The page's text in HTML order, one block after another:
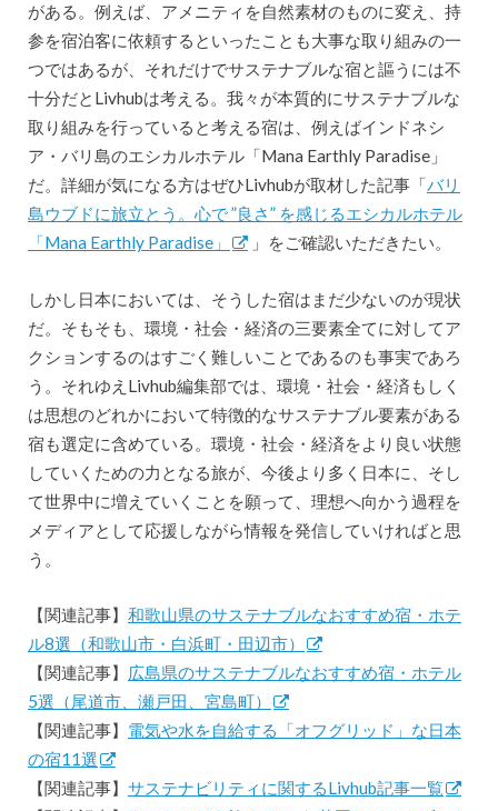
がある。例えば、アメニティを自然素材のものに変え、持
参を宿泊客に依頼するといったことも大事な取り組みの一
つではあるが、それだけでサステナブルな宿と謳うには不
十分だとLivhubは考える。我々が本質的にサステナブルな
取り組みを行っていると考える宿は、例えばインドネシ
ア・バリ島のエシカルホテル「Mana Earthly Paradise」
だ。詳細が気になる方はぜひLivhubが取材した記事「バリ
島ウブドに旅立とう。心で ”良さ” を感じるエシカルホテル
「Mana Earthly Paradise」
」をご確認いただきたい。
しかし日本においては、そうした宿はまだ少ないのが現状
だ。そもそも、環境・社会・経済の三要素全てに対してア
クションするのはすごく難しいことであるのも事実であろ
う。それゆえLivhub編集部では、環境・社会・経済もしく
は思想のどれかにおいて特徴的なサステナブル要素がある
宿も選定に含めている。環境・社会・経済をより良い状態
していくための力となる旅が、今後より多く日本に、そし
て世界中に増えていくことを願って、理想へ向かう過程を
メディアとして応援しながら情報を発信していければと思
う。
【関連記事】 和歌山県のサステナブルなおすすめ宿・ホテ
ル8選（和歌山市・白浜町・田辺市）
【関連記事】 広島県のサステナブルなおすすめ宿・ホテル
5選（尾道市、瀬戸田、宮島町）
【関連記事】 電気や水を自給する「オフグリッド」な日本
の宿11選
【関連記事】 サステナビリティに関するLivhub記事一覧